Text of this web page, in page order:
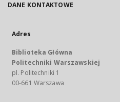
DANE KONTAKTOWE
Adres
Biblioteka Główna
Politechniki Warszawskiej
pl. Politechniki 1
00-661 Warszawa